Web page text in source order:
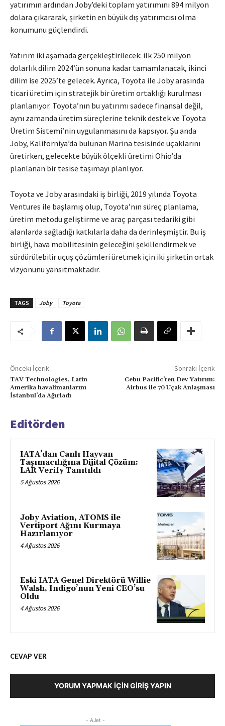
yatırımın ardından Joby’deki toplam yatırımını 894 milyon
dolara çıkararak, şirketin en büyük dış yatırımcısı olma
konumunu güçlendirdi.
Yatırım iki aşamada gerçekleştirilecek: ilk 250 milyon
dolarlık dilim 2024’ün sonuna kadar tamamlanacak, ikinci
dilim ise 2025’te gelecek. Ayrıca, Toyota ile Joby arasında
ticari üretim için stratejik bir üretim ortaklığı kurulması
planlanıyor. Toyota’nın bu yatırımı sadece finansal değil,
aynı zamanda üretim süreçlerine teknik destek ve Toyota
Üretim Sistemi’nin uygulanmasını da kapsıyor. Şu anda
Joby, Kaliforniya’da bulunan Marina tesisinde uçaklarını
üretirken, gelecekte büyük ölçekli üretimi Ohio’da
planlanan bir tesise taşımayı planlıyor.
Toyota ve Joby arasındaki iş birliği, 2019 yılında Toyota
Ventures ile başlamış olup, Toyota’nın süreç planlama,
üretim metodu geliştirme ve araç parçası tedariki gibi
alanlarda sağladığı katkılarla daha da derinleşmiştir. Bu iş
birliği, hava mobilitesinin geleceğini şekillendirmek ve
sürdürülebilir uçuş çözümleri üretmek için iki şirketin ortak
vizyonunu yansıtmaktadır.
TAGS Joby Toyota
Önceki İçerik
TAV Technologies, Latin
Amerika havalimanlarını
İstanbul’da Ağırladı
Sonraki İçerik
Cebu Pacific’ten Dev Yatırım:
Airbus ile 70 Uçak Anlaşması
Editörden
IATA’dan Canlı Hayvan
Taşımacılığına Dijital Çözüm:
LAR Verify Tanıtıldı
5 Ağustos 2026
Joby Aviation, ATOMS ile
Vertiport Ağını Kurmaya
Hazırlanıyor
4 Ağustos 2026
Eski IATA Genel Direktörü Willie
Walsh, Indigo’nun Yeni CEO’su
Oldu
4 Ağustos 2026
CEVAP VER
YORUM YAPMAK İÇIN GIRIŞ YAPIN
- AJet -